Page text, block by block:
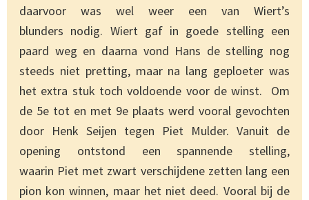
daarvoor was wel weer een van Wiert’s
blunders nodig. Wiert gaf in goede stelling een
paard weg en daarna vond Hans de stelling nog
steeds niet pretting, maar na lang geploeter was
het extra stuk toch voldoende voor de winst. Om
de 5e tot en met 9e plaats werd vooral gevochten
door Henk Seijen tegen Piet Mulder. Vanuit de
opening ontstond een spannende stelling,
waarin Piet met zwart verschijdene zetten lang een
pion kon winnen, maar het niet deed. Vooral bij de